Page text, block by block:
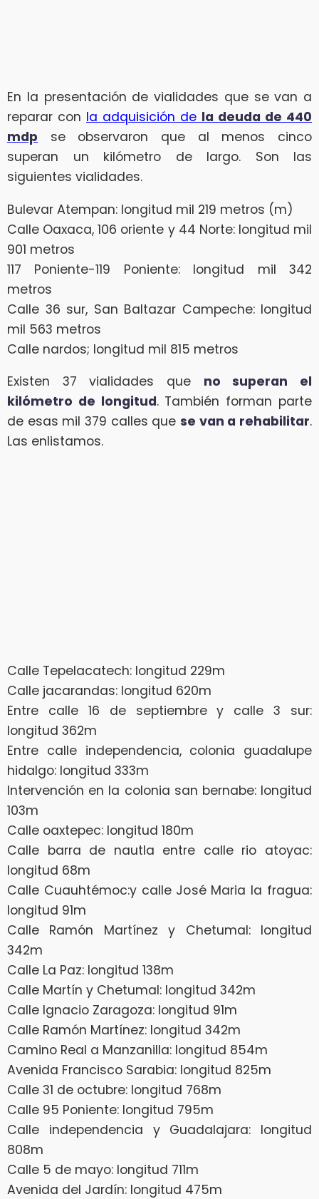
En la presentación de vialidades que se van a
reparar con la adquisición de la deuda de 440
mdp se observaron que al menos cinco
superan un kilómetro de largo. Son las
siguientes vialidades.
Bulevar Atempan: longitud mil 219 metros (m)
Calle Oaxaca, 106 oriente y 44 Norte: longitud mil
901 metros
117 Poniente-119 Poniente: longitud mil 342
metros
Calle 36 sur, San Baltazar Campeche: longitud
mil 563 metros
Calle nardos; longitud mil 815 metros
Existen 37 vialidades que no superan el
kilómetro de longitud. También forman parte
de esas mil 379 calles que se van a rehabilitar.
Las enlistamos.
Calle Tepelacatech: longitud 229m
Calle jacarandas: longitud 620m
Entre calle 16 de septiembre y calle 3 sur:
longitud 362m
Entre calle independencia, colonia guadalupe
hidalgo: longitud 333m
Intervención en la colonia san bernabe: longitud
103m
Calle oaxtepec: longitud 180m
Calle barra de nautla entre calle rio atoyac:
longitud 68m
Calle Cuauhtémoc:y calle José Maria la fragua:
longitud 91m
Calle Ramón Martínez y Chetumal: longitud
342m
Calle La Paz: longitud 138m
Calle Martín y Chetumal: longitud 342m
Calle Ignacio Zaragoza: longitud 91m
Calle Ramón Martínez: longitud 342m
Camino Real a Manzanilla: longitud 854m
Avenida Francisco Sarabia: longitud 825m
Calle 31 de octubre: longitud 768m
Calle 95 Poniente: longitud 795m
Calle independencia y Guadalajara: longitud
808m
Calle 5 de mayo: longitud 711m
Avenida del Jardín: longitud 475m